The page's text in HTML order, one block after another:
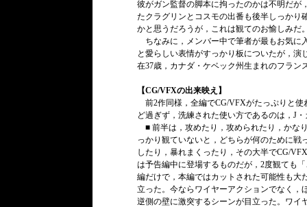
彼がガン監督の脚本に拘ったのかは不明だが
たクラグリンとコスモの出番も後半しっかり
かと思うだろうが，これは観てのお愉しみだ
ちなみに，メンバー中で筆者が最もお気に
と愛らしい表情がすっかり板についたが，
在37歳，カナダ・ケベック州生まれのフラン
【CG/VFXの出来映え】
前2作同様，全編でCG/VFXがたっぷりと
ど過ぎず，洗練された使い方であるのは，J
■ 前半は，攻めたり，攻められたり，かな
っかり観ていないと，どちらが何のために
したり，暴れまくったり，その大半でCG/
は予告編中に登場するものだが，2度観ても
編だけで，本編ではカットされた可能性も大
立った。今ならワイヤーアクションでなく，
逆側の壁に激突するシーンが目立った。ワイ